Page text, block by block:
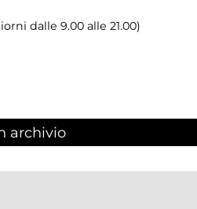
dalle 9.00 alle 21.00)
archivio